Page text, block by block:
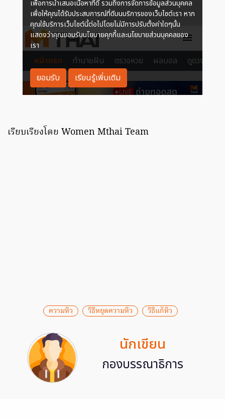
เรียบเรียงโดย Women Mthai Team
ความหิว วิธีหยุดความหิว วิธีแก้หิว
นักเขียน
กองบรรณาธิการ